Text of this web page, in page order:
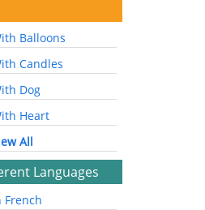
Balloons
Candles
Dog
Heart
All
Languages
French